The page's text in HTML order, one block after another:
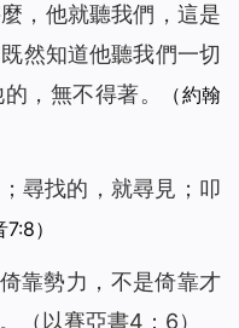
，他就聽我們，這是
然知道他聽我們一切
，無不得著。
（約翰
尋找的，就尋見；叩
）
靠勢力，不是倚靠才
（以賽亞書4：6）